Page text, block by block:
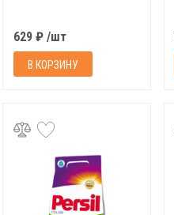
629 ₽ /шт
В КОРЗИНУ